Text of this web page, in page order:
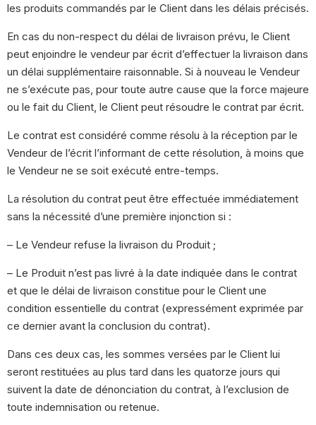
les produits commandés par le Client dans les délais précisés.
En cas du non-respect du délai de livraison prévu, le Client
peut enjoindre le vendeur par écrit d’effectuer la livraison dans
un délai supplémentaire raisonnable. Si à nouveau le Vendeur
ne s’exécute pas, pour toute autre cause que la force majeure
ou le fait du Client, le Client peut résoudre le contrat par écrit.
Le contrat est considéré comme résolu à la réception par le
Vendeur de l’écrit l’informant de cette résolution, à moins que
le Vendeur ne se soit exécuté entre-temps.
La résolution du contrat peut être effectuée immédiatement
sans la nécessité d’une première injonction si :
– Le Vendeur refuse la livraison du Produit ;
– Le Produit n’est pas livré à la date indiquée dans le contrat
et que le délai de livraison constitue pour le Client une
condition essentielle du contrat (expressément exprimée par
ce dernier avant la conclusion du contrat).
Dans ces deux cas, les sommes versées par le Client lui
seront restituées au plus tard dans les quatorze jours qui
suivent la date de dénonciation du contrat, à l’exclusion de
toute indemnisation ou retenue.